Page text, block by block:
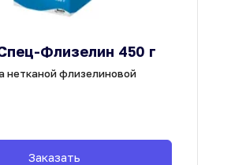
Спец-Флизелин 450 г
нетканой флизелиновой
Заказать